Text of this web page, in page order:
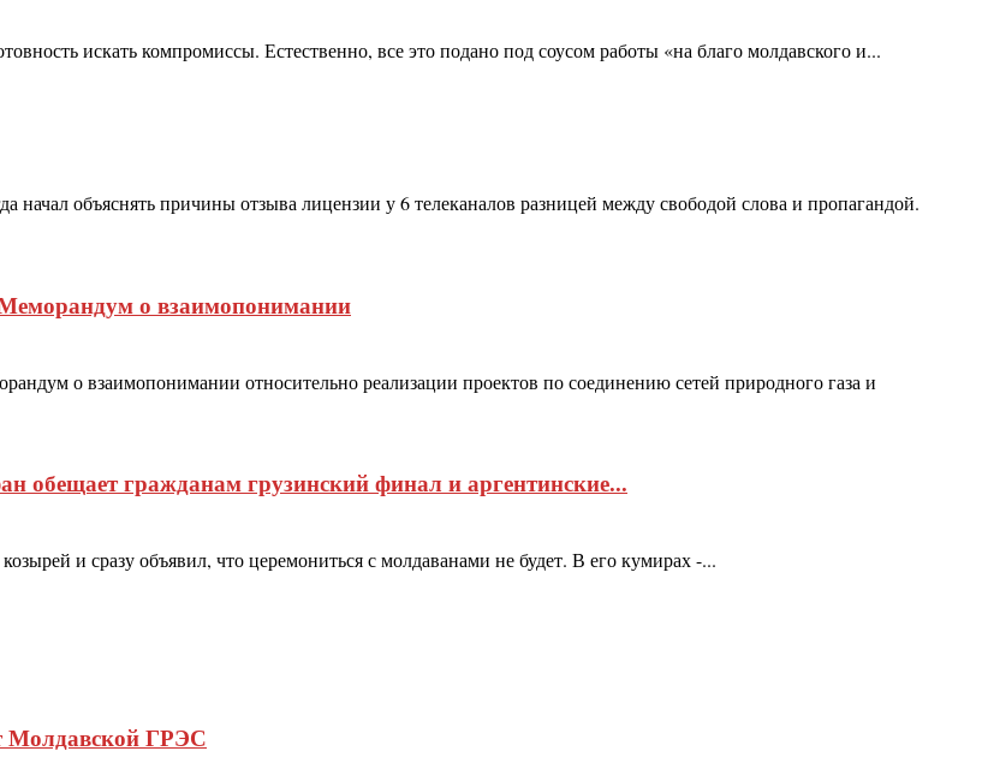
искать компромиссы. Естественно, все это подано под соусом работы «на благо молдавского и...
объяснять причины отзыва лицензии у 6 телеканалов разницей между свободой слова и пропагандой.
о взаимопонимании
о взаимопонимании относительно реализации проектов по соединению сетей природного газа и
гражданам грузинский финал и аргентинские...
и сразу объявил, что церемониться с молдаванами не будет. В его кумирах -...
Молдавской ГРЭС